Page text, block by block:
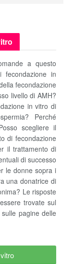
a questo
fecondazione in
fecondazione
livello di AMH?
in vitro di
Perché
scegliere il
di fecondazione
il trattamento di
di successo
le donne sopra i
una donatrice di
Le risposte
trovate sul
pagine delle